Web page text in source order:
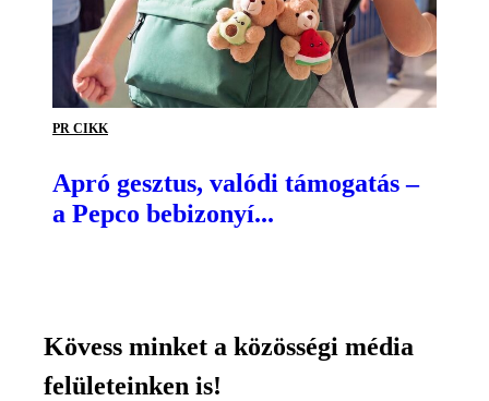
PR CIKK
Apró gesztus, valódi támogatás –
a Pepco bebizonyí...
Kövess minket a közösségi média
felületeinken is!